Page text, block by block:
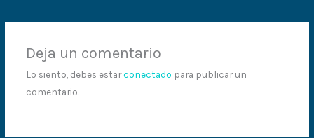
Deja un comentario
Lo siento, debes estarconectado para publicar un
comentario.